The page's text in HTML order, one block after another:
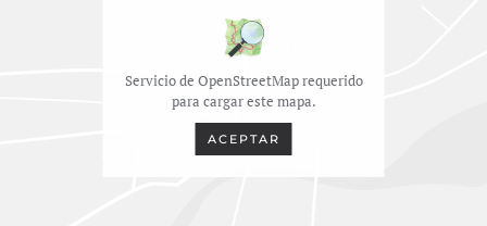
Servicio de OpenStreetMap requerido
para cargar este mapa.
ACEPTAR